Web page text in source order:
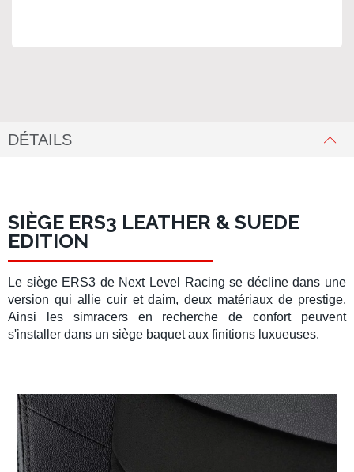
DÉTAILS
SIÈGE ERS3 LEATHER & SUEDE
EDITION
Le siège ERS3 de Next Level Racing se décline dans une
version qui allie cuir et daim, deux matériaux de prestige.
Ainsi les simracersen recherche de confort peuvent
s'installer dans un siège baquetaux finitions luxueuses.